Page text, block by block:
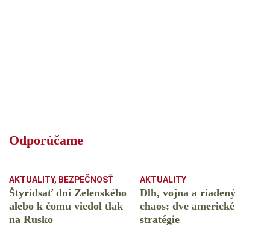
Odporúčame
AKTUALITY, BEZPEČNOSŤ
Štyridsať dní Zelenského
alebo k čomu viedol tlak
na Rusko
AKTUALITY
Dlh, vojna a riadený
chaos: dve americké
stratégie